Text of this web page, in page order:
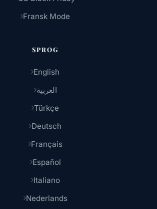
Fransk Mode
SPROG
English
العربية
Türkçe
Deutsch
Français
Español
Italiano
Nederlands